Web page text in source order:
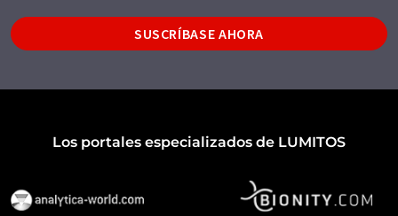
SUSCRÍBASE AHORA
Los portales especializados de LUMITOS